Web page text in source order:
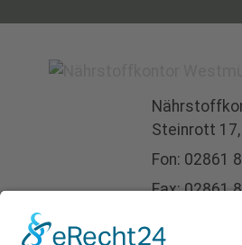
Steinrott 17,
Fon: 02861
Fax: 02861